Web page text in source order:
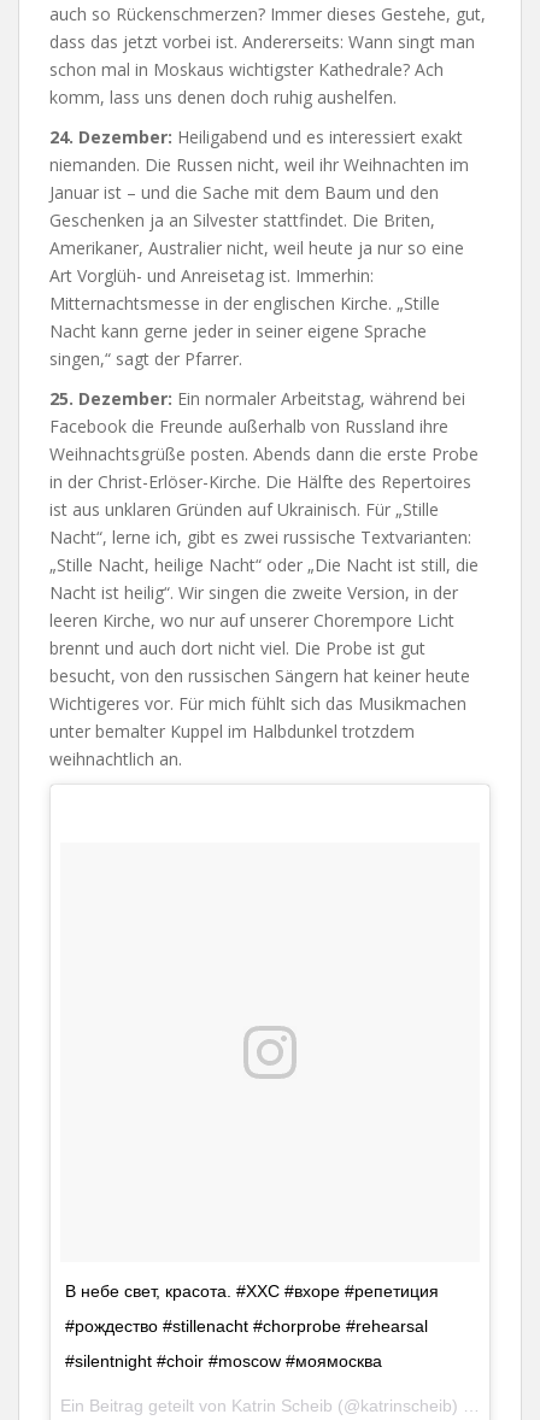
auch so Rückenschmerzen? Immer dieses Gestehe, gut,
dass das jetzt vorbei ist. Andererseits: Wann singt man
schon mal in Moskaus wichtigster Kathedrale? Ach
komm, lass uns denen doch ruhig aushelfen.
24. Dezember: Heiligabend und es interessiert exakt
niemanden. Die Russen nicht, weil ihr Weihnachten im
Januar ist – und die Sache mit dem Baum und den
Geschenken ja an Silvester stattfindet. Die Briten,
Amerikaner, Australier nicht, weil heute ja nur so eine
Art Vorglüh- und Anreisetag ist. Immerhin:
Mitternachtsmesse in der englischen Kirche. „Stille
Nacht kann gerne jeder in seiner eigene Sprache
singen,“ sagt der Pfarrer.
25. Dezember: Ein normaler Arbeitstag, während bei
Facebook die Freunde außerhalb von Russland ihre
Weihnachtsgrüße posten. Abends dann die erste Probe
in der Christ-Erlöser-Kirche. Die Hälfte des Repertoires
ist aus unklaren Gründen auf Ukrainisch. Für „Stille
Nacht“, lerne ich, gibt es zwei russische Textvarianten:
„Stille Nacht, heilige Nacht“ oder „Die Nacht ist still, die
Nacht ist heilig“. Wir singen die zweite Version, in der
leeren Kirche, wo nur auf unserer Chorempore Licht
brennt und auch dort nicht viel. Die Probe ist gut
besucht, von den russischen Sängern hat keiner heute
Wichtigeres vor. Für mich fühlt sich das Musikmachen
unter bemalter Kuppel im Halbdunkel trotzdem
weihnachtlich an.
В небе свет, красота. #ХХС #вхоре #репетиция
#рождество #stillenacht #chorprobe #rehearsal
#silentnight #choir #moscow #моямосква
Ein Beitrag geteilt von Katrin Scheib (@katrinscheib) am